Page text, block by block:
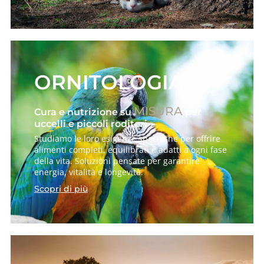
ORNITOLOGIA
Cura e nutrizione suMISURA per
uccelli e piccoli roditori
Studiamo le loro esigenze specifiche per offrire
alimenti completi, equilibrati e adatti a ogni fase
della vita. Soluzioni pensate per garantire
energia, vitalità e longevità.
Scopri di più